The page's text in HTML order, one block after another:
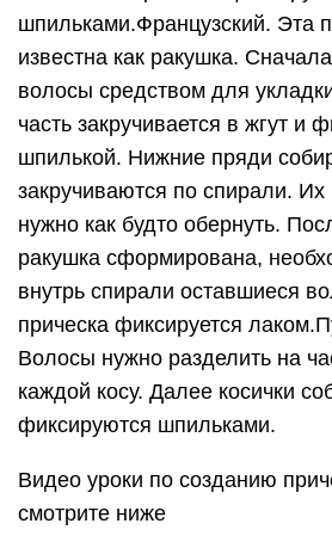
шпильками.Французский. Эта
известна как ракушка.
волосы средством для
часть закручивается в жгут и
шпилькой. Нижние пряди
закручиваются по спирали.
нужно как будто обернуть.
ракушка сформирована,
внутрь спирали оставшиеся
прическа фиксируется
Волосы нужно разделить на
каждой косу. Далее косички
фиксируются шпильками.
Видео уроки по созданию
смотрите ниже